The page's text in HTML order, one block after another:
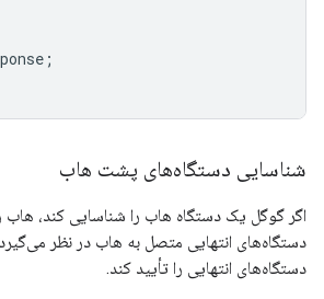
;
شناسایی دستگاه‌های پشت هاب
اگر گوگل یک دستگاه هاب را شناسایی کند، هاب
دستگاه‌های انتهایی متصل به هاب در نظر
دستگاه‌های انتهایی را تأیید کند.